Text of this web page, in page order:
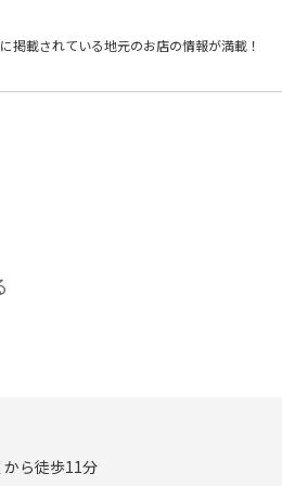
掲載されている地元のお店の情報が満載！
ら徒歩11分